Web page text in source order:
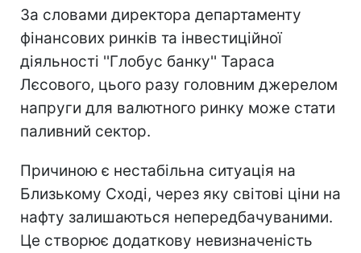
За словами директора департаменту
фінансових ринків та інвестиційної
діяльності ''Глобус банку'' Тараса
Лєсового, цього разу головним джерелом
напруги для валютного ринку може стати
паливний сектор.
Причиною є нестабільна ситуація на
Близькому Сході, через яку світові ціни на
нафту залишаються непередбачуваними.
Це створює додаткову невизначеність